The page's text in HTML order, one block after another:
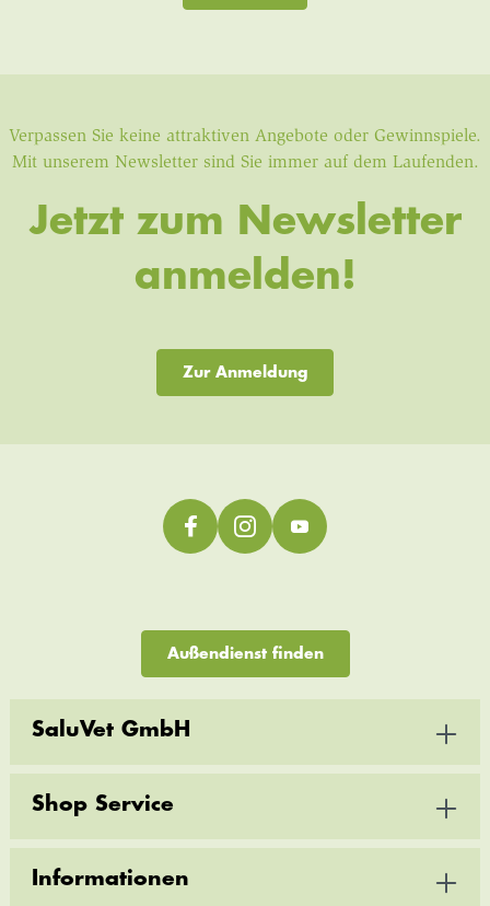
Verpassen Sie keine attraktiven Angebote oder Gewinnspiele.
Mit unserem Newsletter sind Sie immer auf dem Laufenden.
Jetzt zum Newsletter
anmelden!
Zur Anmeldung
Außendienst finden
SaluVet GmbH
Shop Service
Informationen